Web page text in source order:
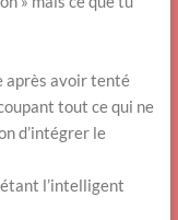
après avoir tenté
tout ce qui ne
d’intégrer le
l’intelligent